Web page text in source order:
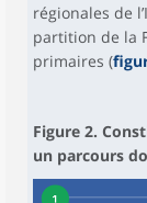
régionales de
partition de la
primaires (
Figure 2.
un parcours